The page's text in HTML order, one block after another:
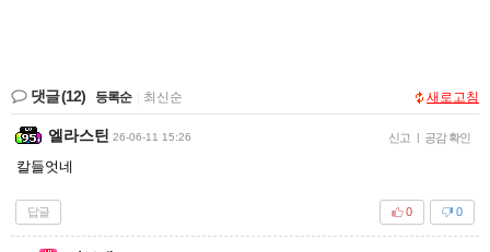
댓글(12) 등록순 최신순 새로고침
엘라스틴 26-06-11 15:26 신고 | 공감 확인
칼들엇네
답글 0
0